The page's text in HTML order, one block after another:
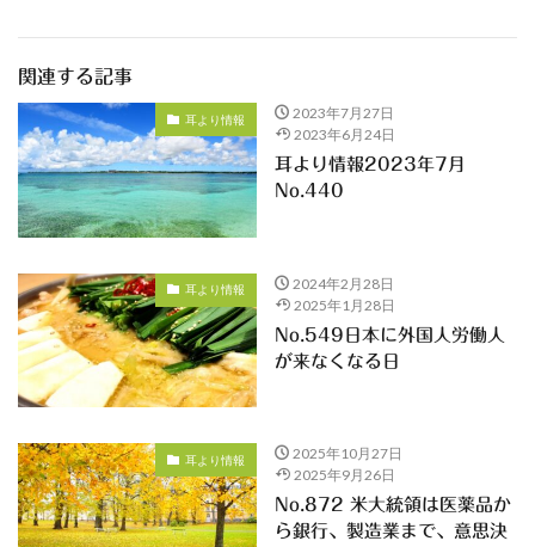
関連する記事
耳より情報
2023年7月27日
2023年6月24日
耳より情報2023年7月
No.440
耳より情報
2024年2月28日
2025年1月28日
No.549日本に外国人労働人
が来なくなる日
耳より情報
2025年10月27日
2025年9月26日
No.872 米大統領は医薬品か
ら銀行、製造業まで、意思決